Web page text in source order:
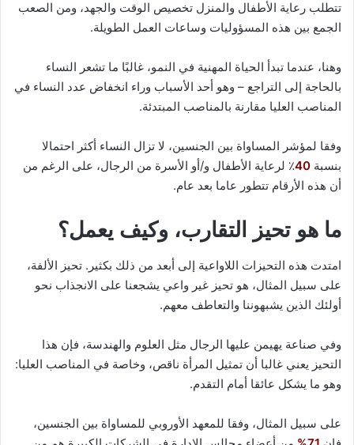
تتطلب رعاية الأطفال والمنزل تخصيص الوقت والجهد، ومن الصعب
الجمع بين هذه المسؤوليات وساعات العمل الطويلة.
وهنا، عندما تبدأ الحياة المهنية في النمو، غالبًا ما تشعر النساء
بالحاجة إلى التراجع – وهو أحد الأسباب وراء انخفاض عدد النساء في
المناصب العليا مقارنة بالمناصب المبتدئة.
وفقا لمؤشر المساواة بين الجنسين، لا تزال النساء أكثر احتمالا
بنسبة 40٪ لرعاية الأطفال و/أو الأسرة من الرجال، على الرغم من
أن هذه الأرقام تتطور عاما بعد عام.
ما هو تحيز التقارب، وكيف يعمل؟
امتدت هذه التحيزات اللاواعية إلى أبعد من ذلك بكثير. تحيز الألفة،
على سبيل المثال، هو تحيز غير واعي يشجعنا على الانجذاب نحو
أولئك الذين يشبهوننا والتعاطف معهم.
وفي صناعة يهيمن عليها الرجال مثل العلوم والهندسة، فإن هذا
التحيز يعني غالبا أن تمثيل المرأة ناقص، وخاصة في المناصب العليا:
وهو ما يشكل عائقا أمام التقدم.
على سبيل المثال، وفقا للمعهد الأوروبي للمساواة بين الجنسين،